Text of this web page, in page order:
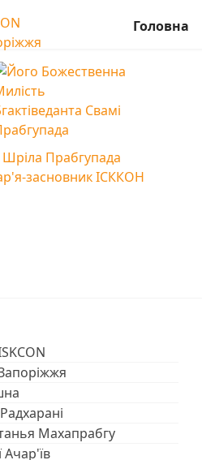
Головна
Шріла Прабгупада
засновник ІСККОН
Махапрабгу
Ачар'їв